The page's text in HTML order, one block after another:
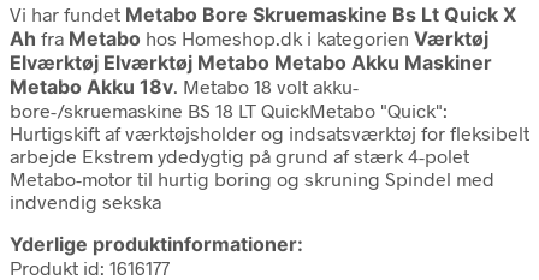
Vi har fundet Metabo Bore Skruemaskine Bs Lt Quick X
Ah fra Metabo hos Homeshop.dk i kategorien Værktøj
Elværktøj Elværktøj Metabo Metabo Akku Maskiner
Metabo Akku 18v. Metabo 18 volt akku-
bore-/skruemaskine BS 18 LT QuickMetabo "Quick":
Hurtigskift af værktøjsholder og indsatsværktøj for fleksibelt
arbejde Ekstrem ydedygtig på grund af stærk 4-polet
Metabo-motor til hurtig boring og skruning Spindel med
indvendig sekska
Yderlige produktinformationer:
Produkt id: 1616177